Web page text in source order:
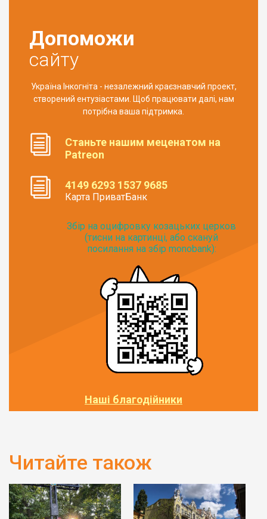
Допоможи
сайту
Україна Інкогніта - незалежний краєзнавчий проект,
створений ентузіастами. Щоб працювати далі, нам
потрібна ваша підтримка.
Станьте нашим меценатом на
Patreon
4149 6293 1537 9685
Карта ПриватБанк
Збір на оцифровку козацьких церков
(тисни на картинці, або скануй
посилання на збір monobank):
Наші благодійники
Читайте також